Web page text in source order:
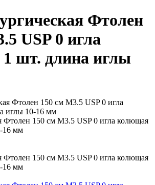
Фтолен
USP 0 игла
шт. длина иглы
Фтолен 150 см М3.5 USP 0 игла колющая
16 мм
Фтолен 150 см М3.5 USP 0 игла колющая
16 мм